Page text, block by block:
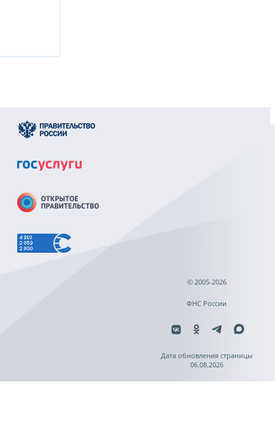
© 2005-2026
ФНС России
Дата обновления страницы
06.08.2026